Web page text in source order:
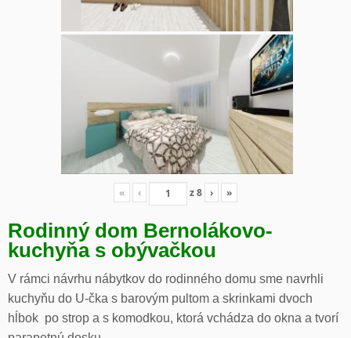
« ‹ z8 › »
Rodinný dom Bernolákovo-
kuchyňa s obývačkou
V rámci návrhu nábytkov do rodinného domu sme navrhli
kuchyňu do U-čka s barovým pultom a skrinkami dvoch
hĺbok po strop a s komodkou, ktorá vchádza do okna a tvorí